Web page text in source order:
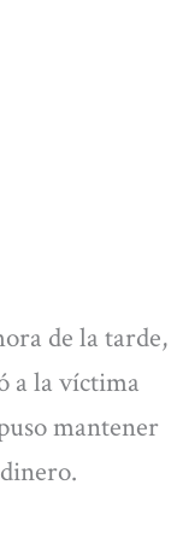
de la tarde,
a la víctima
mantener